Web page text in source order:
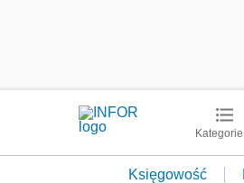
Kategorie
Księgowość